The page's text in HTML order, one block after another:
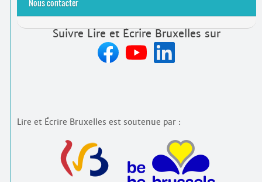
Nous contacter
Suivre Lire et Écrire Bruxelles sur
Lire et Écrire Bruxelles est soutenue par :